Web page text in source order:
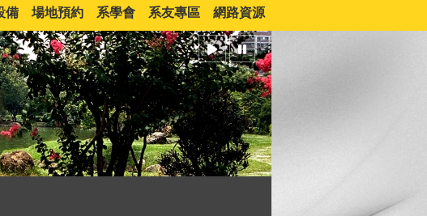
備 場地預約 系學會 系友專區 網路資源